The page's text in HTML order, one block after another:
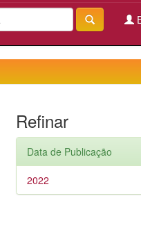
Refinar
Data de Publicação
2022